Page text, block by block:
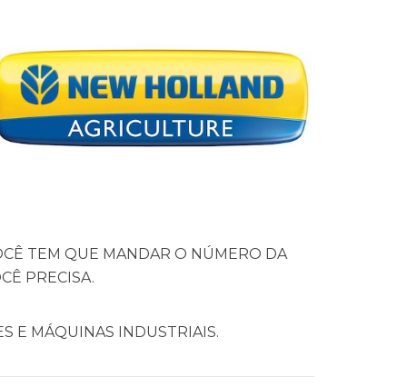
TEM QUE MANDAR O NÚMERO DA
PRECISA.
E MÁQUINAS INDUSTRIAIS.